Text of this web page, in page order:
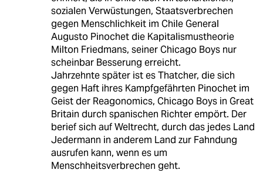
sozialen Verwüstungen, Staatsverbrechen
gegen Menschlichkeit im Chile General
Augusto Pinochet die Kapitalismustheorie
Milton Friedmans, seiner Chicago Boys nur
scheinbar Besserung erreicht.
Jahrzehnte später ist es Thatcher, die sich
gegen Haft ihres Kampfgefährten Pinochet im
Geist der Reagonomics, Chicago Boys in Great
Britain durch spanischen Richter empört. Der
berief sich auf Weltrecht, durch das jedes Land
Jedermann in anderem Land zur Fahndung
ausrufen kann, wenn es um
Menschheitsverbrechen geht.